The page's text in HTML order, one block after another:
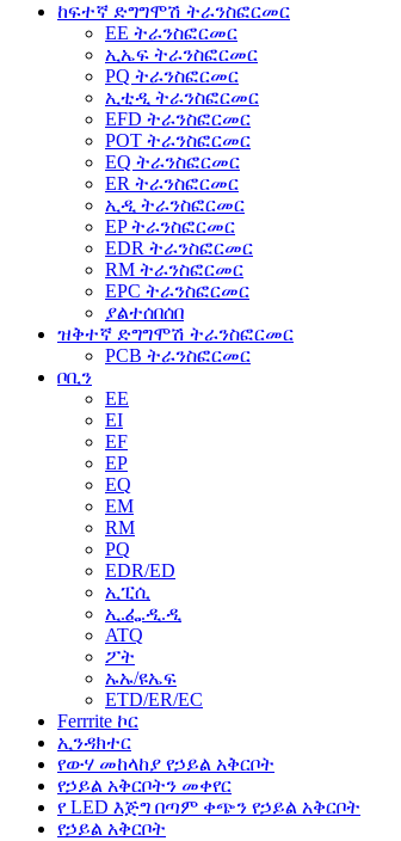
ከፍተኛ ድግግሞሽ ትራንስፎርመር
EE ትራንስፎርመር
ኢኤፍ ትራንስፎርመር
PQ ትራንስፎርመር
ኢቲዲ ትራንስፎርመር
EFD ትራንስፎርመር
POT ትራንስፎርመር
EQ ትራንስፎርመር
ER ትራንስፎርመር
ኢዲ ትራንስፎርመር
EP ትራንስፎርመር
EDR ትራንስፎርመር
RM ትራንስፎርመር
EPC ትራንስፎርመር
ያልተሰበሰበ
ዝቅተኛ ድግግሞሽ ትራንስፎርመር
PCB ትራንስፎርመር
ቦቢን
EE
EI
EF
EP
EQ
EM
RM
PQ
EDR/ED
ኢፒሲ
ኢ.ፌ.ዲ.ዲ
ATQ
ፖት
ኡኡ/ዩኤፍ
ETD/ER/EC
Ferrrite ኮር
ኢንዳክተር
የውሃ መከላከያ የኃይል አቅርቦት
የኃይል አቅርቦትን መቀየር
የ LED እጅግ በጣም ቀጭን የኃይል አቅርቦት
የኃይል አቅርቦት